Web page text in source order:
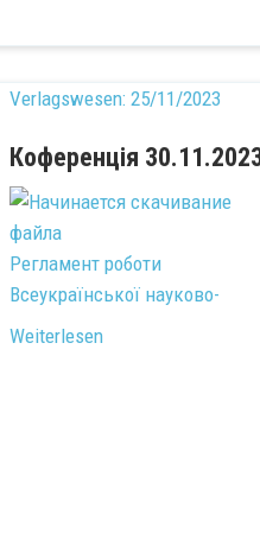
Verlagswesen:25/11/2023
Коференція
Регламент роботи
Всеукраїнської науково-
практичної конференції...
Weiterlesen